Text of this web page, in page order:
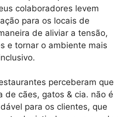
colaboradores levem
para os locais de
de aliviar a tensão,
e tornar o ambiente mais
perceberam que
de cães, gatos & cia. não é
para os clientes, que